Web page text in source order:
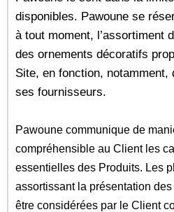
disponibles. Pawoune se
à tout moment, l’assortiment
des ornements décoratifs
Site, en fonction,
ses fournisseurs.
Pawoune communique de
compréhensible au Client les
essentielles des Produits. Les
assortissant la présentation
être considérées par le Client